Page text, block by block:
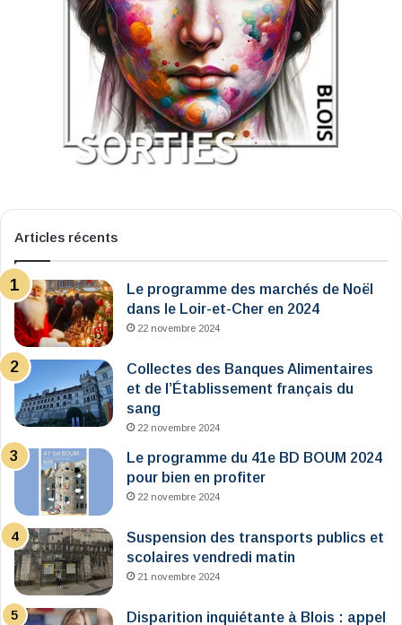
Articles récents
Le programme des marchés de Noël
dans le Loir-et-Cher en 2024
22 novembre 2024
Collectes des Banques Alimentaires
et de l’Établissement français du
sang
22 novembre 2024
Le programme du 41e BD BOUM 2024
pour bien en profiter
22 novembre 2024
Suspension des transports publics et
scolaires vendredi matin
21 novembre 2024
Disparition inquiétante à Blois : appel